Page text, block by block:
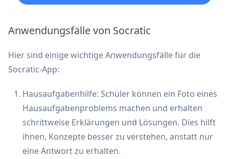
Anwendungsfälle von Socratic
Hier sind einige wichtige Anwendungsfälle für die
Socratic-App:
Hausaufgabenhilfe: Schüler können ein Foto eines
Hausaufgabenproblems machen und erhalten
schrittweise Erklärungen und Lösungen. Dies hilft
ihnen, Konzepte besser zu verstehen, anstatt nur
eine Antwort zu erhalten.